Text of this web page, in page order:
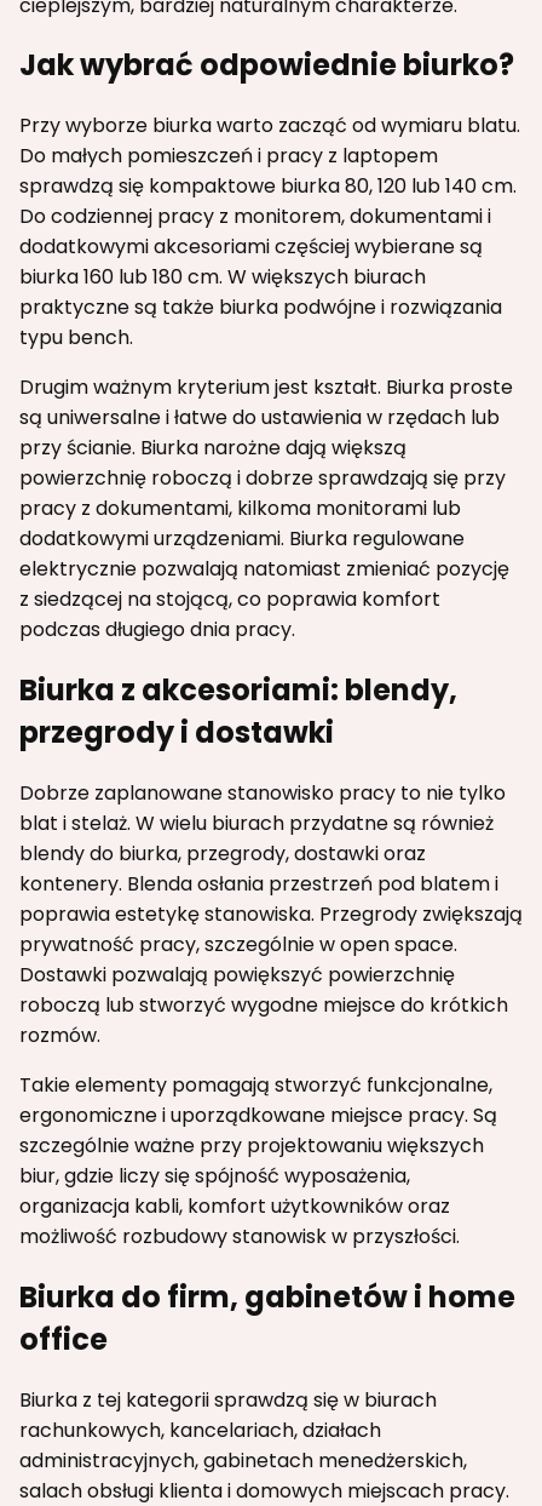
Jak wybrać odpowiednie biurko?
Przy wyborze biurka warto zacząć od wymiaru blatu.
Do małych pomieszczeń i pracy z laptopem
sprawdzą się kompaktowe biurka 80, 120 lub 140 cm.
Do codziennej pracy z monitorem, dokumentami i
dodatkowymi akcesoriami częściej wybierane są
biurka 160 lub 180 cm. W większych biurach
praktyczne są także biurka podwójne i rozwiązania
typu bench.
Drugim ważnym kryterium jest kształt. Biurka proste
są uniwersalne i łatwe do ustawienia w rzędach lub
przy ścianie. Biurka narożne dają większą
powierzchnię roboczą i dobrze sprawdzają się przy
pracy z dokumentami, kilkoma monitorami lub
dodatkowymi urządzeniami. Biurka regulowane
elektrycznie pozwalają natomiast zmieniać pozycję
z siedzącej na stojącą, co poprawia komfort
podczas długiego dnia pracy.
Biurka z akcesoriami: blendy,
przegrody i dostawki
Dobrze zaplanowane stanowisko pracy to nie tylko
blat i stelaż. W wielu biurach przydatne są również
blendy do biurka, przegrody, dostawki oraz
kontenery. Blenda osłania przestrzeń pod blatem i
poprawia estetykę stanowiska. Przegrody zwiększają
prywatność pracy, szczególnie w open space.
Dostawki pozwalają powiększyć powierzchnię
roboczą lub stworzyć wygodne miejsce do krótkich
rozmów.
Takie elementy pomagają stworzyć funkcjonalne,
ergonomiczne i uporządkowane miejsce pracy. Są
szczególnie ważne przy projektowaniu większych
biur, gdzie liczy się spójność wyposażenia,
organizacja kabli, komfort użytkowników oraz
możliwość rozbudowy stanowisk w przyszłości.
Biurka do firm, gabinetów i home
office
Biurka z tej kategorii sprawdzą się w biurach
rachunkowych, kancelariach, działach
administracyjnych, gabinetach menedżerskich,
salach obsługi klienta i domowych miejscach pracy.